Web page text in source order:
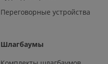
Переговорные устройства
Шлагбаумы